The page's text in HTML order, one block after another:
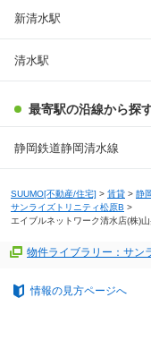
新清水駅
清水駅
最寄駅の沿線から探
静岡鉄道静岡清水線
SUUMO[不動産/住宅] > 賃貸 > 静
サンライズトリニティ松原B >
エイブルネットワーク清水店(株)
物件ライブラリー：サン
情報の見方ページへ